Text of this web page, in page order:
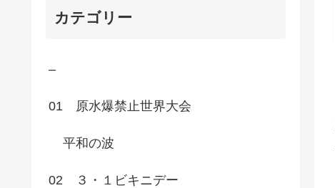
カテゴリー
–
01 原水爆禁止世界大会
平和の波
02 ３・１ビキニデー